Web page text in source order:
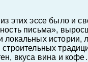
этих эссе было и
письма»,
локальных истории,
строительных
вкуса вина и